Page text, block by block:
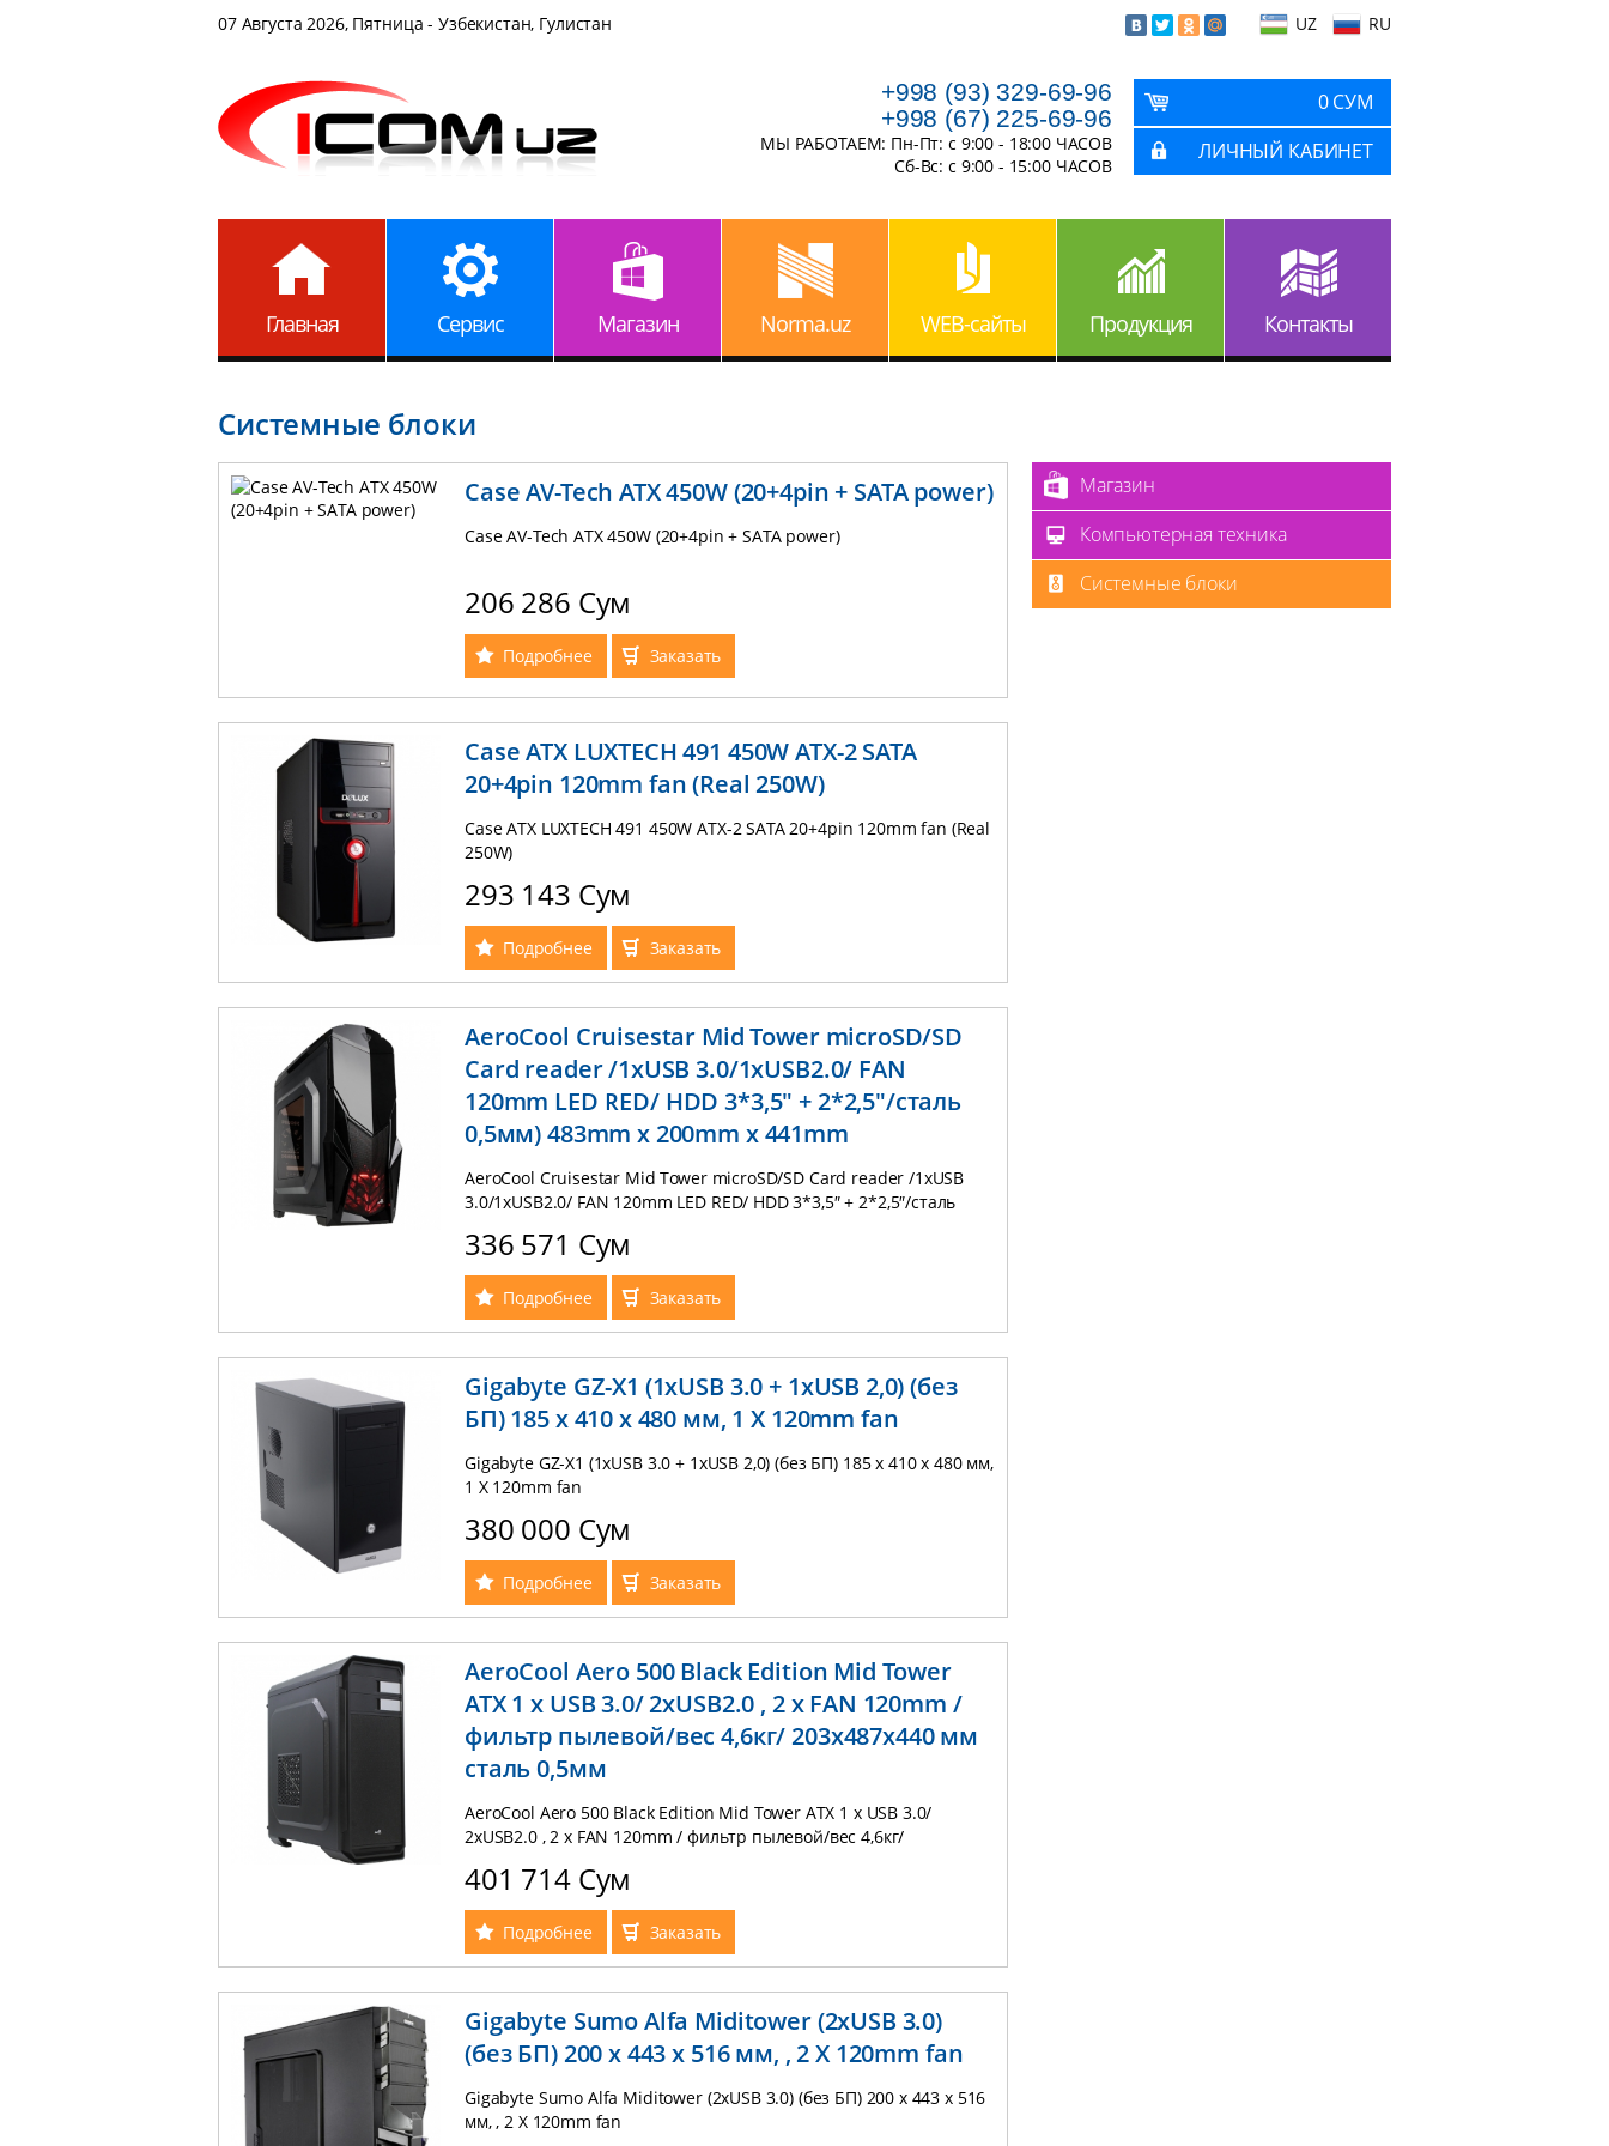
07 Августа 2026, Пятница - Узбекистан, Гулистан UZ RU
+998 (93) 329-69-96
+998 (67) 225-69-96
МЫ РАБОТАЕМ: Пн-Пт: с 9:00 - 18:00 ЧАСОВ
Сб-Вс: с 9:00 - 15:00 ЧАСОВ
0 СУМ
ЛИЧНЫЙ КАБИНЕТ
Главная Сервис Магазин Norma.uz WEB-сайты Продукция Контакты
Системные блоки
Case AV-Tech ATX 450W (20+4pin + SATA power)
Case AV-Tech ATX 450W (20+4pin + SATA power)
206 286 Сум
Подробнее Заказать
Case ATX LUXTECH 491 450W ATX-2 SATA
20+4pin 120mm fan (Real 250W)
Case ATX LUXTECH 491 450W ATX-2 SATA 20+4pin 120mm fan (Real
250W)
293 143 Сум
Подробнее Заказать
AeroCool Cruisestar Mid Tower microSD/SD
Card reader /1xUSB 3.0/1xUSB2.0/ FAN
120mm LED RED/ HDD 3*3,5″ + 2*2,5″/сталь
0,5мм) 483mm x 200mm x 441mm
AeroCool Cruisestar Mid Tower microSD/SD Card reader /1xUSB
3.0/1xUSB2.0/ FAN 120mm LED RED/ HDD 3*3,5″ + 2*2,5″/сталь
336 571 Сум
Подробнее Заказать
Gigabyte GZ-X1 (1xUSB 3.0 + 1xUSB 2,0) (без
БП) 185 x 410 x 480 мм, 1 X 120mm fan
Gigabyte GZ-X1 (1xUSB 3.0 + 1xUSB 2,0) (без БП) 185 x 410 x 480 мм,
1 X 120mm fan
380 000 Сум
Подробнее Заказать
AeroCool Aero 500 Black Edition Mid Tower
ATX 1 х USB 3.0/ 2хUSB2.0 , 2 х FAN 120mm /
фильтр пылевой/вес 4,6кг/ 203x487x440 мм
сталь 0,5мм
AeroCool Aero 500 Black Edition Mid Tower ATX 1 х USB 3.0/
2хUSB2.0 , 2 х FAN 120mm / фильтр пылевой/вес 4,6кг/
401 714 Сум
Подробнее Заказать
Gigabyte Sumo Alfa Miditower (2xUSB 3.0)
(без БП) 200 x 443 x 516 мм, , 2 X 120mm fan
Gigabyte Sumo Alfa Miditower (2xUSB 3.0) (без БП) 200 x 443 x 516
мм, , 2 X 120mm fan
Магазин
Компьютерная техника
Системные блоки